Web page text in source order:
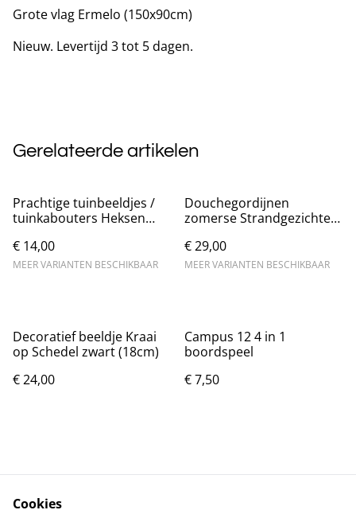
Grote vlag Ermelo (150x90cm)
Nieuw. Levertijd 3 tot 5 dagen.
Gerelateerde artikelen
Prachtige tuinbeeldjes /
tuinkabouters Heksen
€ 14,00
MEER VARIANTEN BESCHIKBAAR
Douchegordijnen
zomerse Strandgezichten
€ 29,00
MEER VARIANTEN BESCHIKBAAR
Decoratief beeldje Kraai
op Schedel zwart (18cm)
€ 24,00
Campus 12 4 in 1
boordspeel
€ 7,50
Cookies